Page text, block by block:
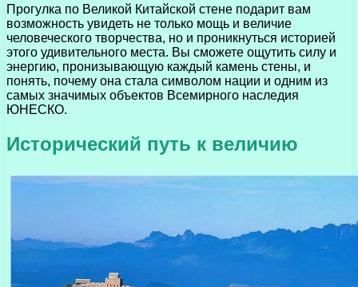
Прогулка по Великой Китайской стене подарит вам
возможность увидеть не только мощь и величие
человеческого творчества, но и проникнуться историей
этого удивительного места. Вы сможете ощутить силу и
энергию, пронизывающую каждый камень стены, и
понять, почему она стала символом нации и одним из
самых значимых объектов Всемирного наследия
ЮНЕСКО.
Исторический путь к величию